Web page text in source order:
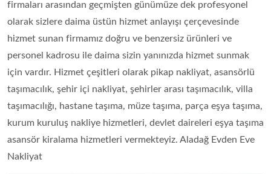
firmaları arasından geçmişten günümüze dek profesyonel
olarak sizlere daima üstün hizmet anlayışı çerçevesinde
hizmet sunan firmamız doğru ve benzersiz ürünleri ve
personel kadrosu ile daima sizin yanınızda hizmet sunmak
için vardır. Hizmet çeşitleri olarak pikap nakliyat, asansörlü
taşımacılık, şehir içi nakliyat, şehirler arası taşımacılık, villa
taşımacılığı, hastane taşıma, müze taşıma, parça eşya taşıma,
kurum kuruluş nakliye hizmetleri, devlet daireleri eşya taşıma
asansör kiralama hizmetleri vermekteyiz. Aladağ Evden Eve
Nakliyat